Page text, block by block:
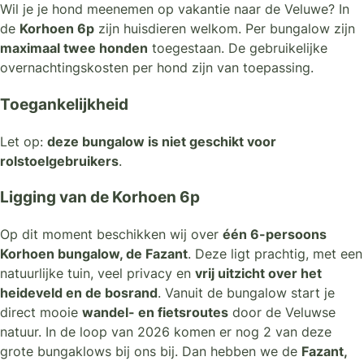
Wil je je hond meenemen op vakantie naar de Veluwe? In
de Korhoen 6p zijn huisdieren welkom. Per bungalow zijn
maximaal twee honden toegestaan. De gebruikelijke
overnachtingskosten per hond zijn van toepassing.
Toegankelijkheid
Let op: deze bungalow is niet geschikt voor
rolstoelgebruikers.
Ligging van de Korhoen 6p
Op dit moment beschikken wij over één 6-persoons
Korhoen bungalow, de Fazant. Deze ligt prachtig, met een
natuurlijke tuin, veel privacy en vrij uitzicht over het
heideveld en de bosrand. Vanuit de bungalow start je
direct mooie wandel- en fietsroutes door de Veluwse
natuur. In de loop van 2026 komen er nog 2 van deze
grote bungaklows bij ons bij. Dan hebben we de Fazant,